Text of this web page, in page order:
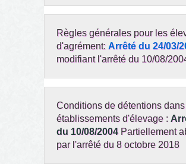
Règles générales pour les
d'agrément: Arrêté du 24/03/
modifiant l'arrêté du 10/08/
Conditions de détentions
établissements d'élevage :
du 10/08/2004 Partiellement
par l'arrêté du 8 octobre 2018